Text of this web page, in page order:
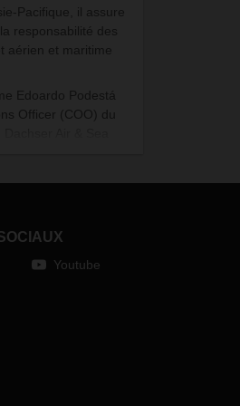
Pacifique, il assure
responsabilité des
aérien et maritime
Edoardo Podestá
Officer (COO) du
Youtube